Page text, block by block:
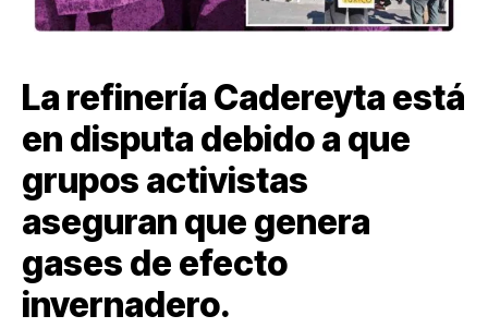
La refinería Cadereyta está
en disputa debido a que
grupos activistas
aseguran que genera
gases de efecto
invernadero.